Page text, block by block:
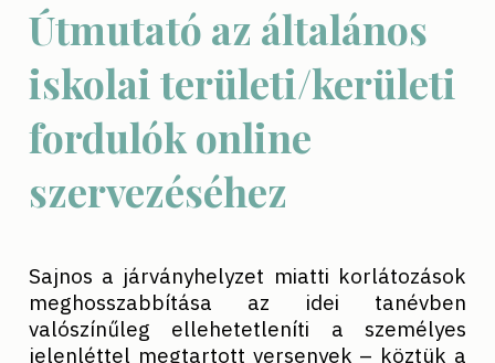
Útmutató az általános
iskolai területi/kerületi
fordulók online
szervezéséhez
Sajnos a járványhelyzet miatti korlátozások
meghosszabbítása az idei tanévben
valószínűleg ellehetetleníti a személyes
jelenléttel megtartott versenyek – köztük a